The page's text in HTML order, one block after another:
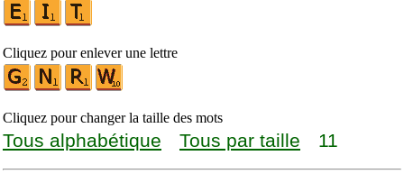
Cliquez pour enlever une lettre
Cliquez pour changer la taille des mots
Tous alphabétique Tous par taille 11